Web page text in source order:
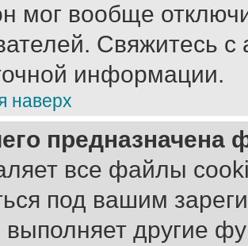
мог вообще
Свяжитесь
информации.
наверх
предназначена
все файлы
под вашим
выполняет другие